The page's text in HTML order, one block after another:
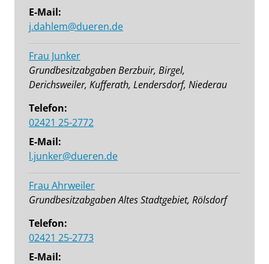
E-Mail:
j.dahlem@dueren.de
Frau Junker
Grundbesitzabgaben Berzbuir, Birgel,
Derichsweiler, Kufferath, Lendersdorf, Niederau
Telefon:
02421 25-2772
E-Mail:
l.junker@dueren.de
Frau Ahrweiler
Grundbesitzabgaben Altes Stadtgebiet, Rölsdorf
Telefon:
02421 25-2773
E-Mail: